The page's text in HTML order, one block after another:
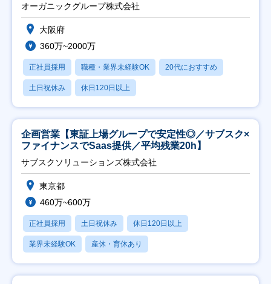
オーガニックグループ株式会社
大阪府
360万~2000万
正社員採用 職種・業界未経験OK 20代におすすめ
土日祝休み 休日120日以上
企画営業【東証上場グループで安定性◎／サブスク×
ファイナンスでSaas提供／平均残業20h】
サブスクソリューションズ株式会社
東京都
460万~600万
正社員採用 土日祝休み 休日120日以上
業界未経験OK 産休・育休あり